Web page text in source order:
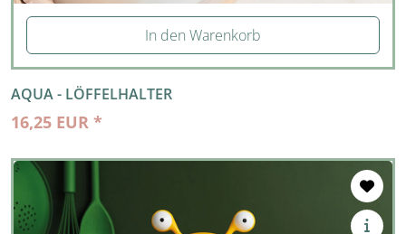
In den Warenkorb
AQUA - LÖFFELHALTER
16,25 EUR *